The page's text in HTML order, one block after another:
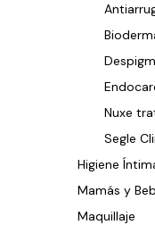
Nuxe
Segle
Higiene
Mamás y
Maquillaje